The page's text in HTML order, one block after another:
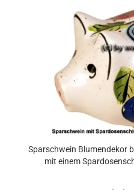
Sparschwein Blumendekor
mit einem